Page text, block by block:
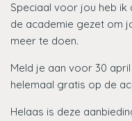
Speciaal voor jou heb
de academie gezet om
meer te doen.
Meld je aan voor 30
helemaal gratis op de
Helaas is deze